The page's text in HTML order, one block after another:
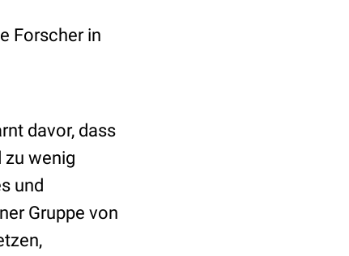
Forscher in
davor, dass
zu wenig
und
Gruppe von